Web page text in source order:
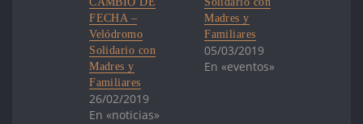
FECHA –
Velódromo
Solidario con
Madres y
Familiares
26/02/2019
En «noticias»
Madres y
Familiares
05/03/2019
En «eventos»